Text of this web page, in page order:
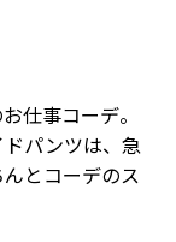
仕事コーデ。
パンツは、急
とコーデのス